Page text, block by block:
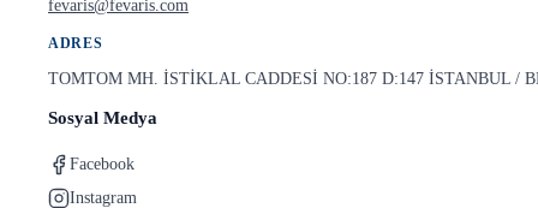
fevaris@fevaris.com
ADRES
TOMTOM MH. İSTİKLAL CADDESİ NO:187 D:147 İSTANBUL /
Sosyal Medya
Facebook
Instagram